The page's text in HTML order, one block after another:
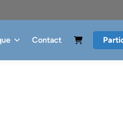
Contact